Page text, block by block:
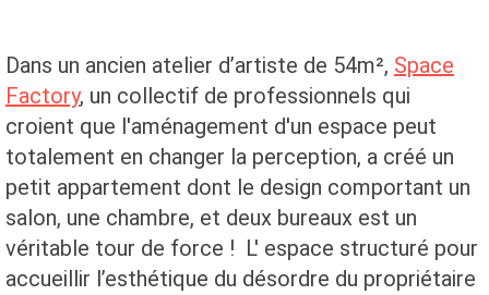
Dans un ancien atelier d’artiste de 54m², Space
Factory, un collectif de professionnels qui
croient que l'aménagement d'un espace peut
totalement en changer la perception, a créé un
petit appartement dont le design comportant un
salon, une chambre, et deux bureaux est un
véritable tour de force ! L' espace structuré pour
accueillir l’esthétique du désordre du propriétaire